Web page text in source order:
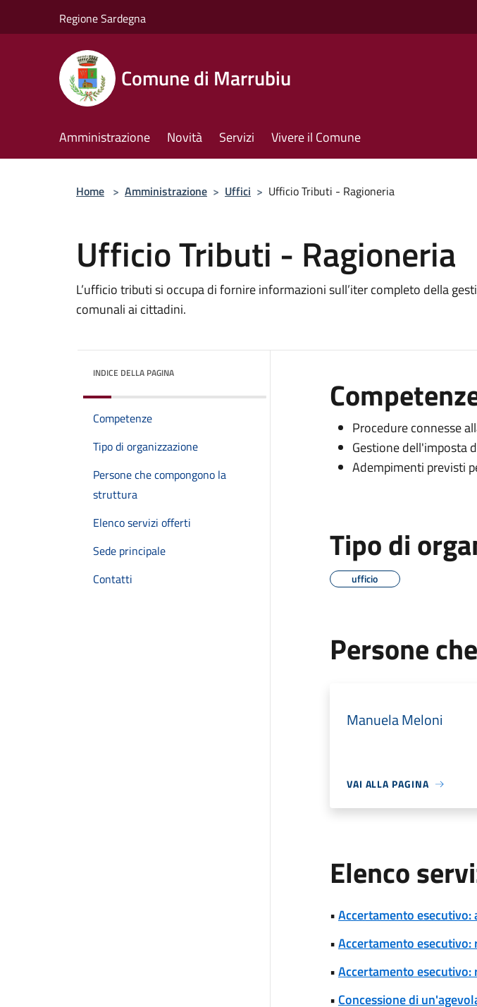
Regione Sardegna
Comune di Marrubiu
Amministrazione Novità Servizi Vivere il Comune
Home > Amministrazione > Uffici > Ufficio Tributi - Ragioneria
Ufficio Tributi - Ragioneria
L’ufficio tributi si occupa di fornire informazioni sull’iter completo della
comunali ai cittadini.
INDICE DELLA PAGINA
Competenze
Tipo di organizzazione
Persone che compongono la
struttura
Elenco servizi offerti
Sede principale
Contatti
Procedure connesse
Gestione dell'imposta
Adempimenti previsti
Tipo di
ufficio
Persone
Manuela Meloni
VAI ALLA PAGINA
Elenco
•Accertamento
•Accertamento
•Accertamento
• Concessione di